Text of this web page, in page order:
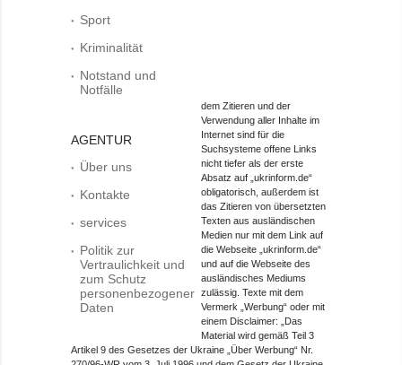
Sport
Kriminalität
Notstand und
Notfälle
AGENTUR
Über uns
Kontakte
services
Politik zur
Vertraulichkeit und
zum Schutz
personenbezogener
Daten
dem Zitieren und der
Verwendung aller Inhalte im
Internet sind für die
Suchsysteme offene Links
nicht tiefer als der erste
Absatz auf „ukrinform.de“
obligatorisch, außerdem ist
das Zitieren von übersetzten
Texten aus ausländischen
Medien nur mit dem Link auf
die Webseite „ukrinform.de“
und auf die Webseite des
ausländisches Mediums
zulässig. Texte mit dem
Vermerk „Werbung“ oder mit
einem Disclaimer: „Das
Material wird gemäß Teil 3
Artikel 9 des Gesetzes der Ukraine „Über Werbung“ Nr.